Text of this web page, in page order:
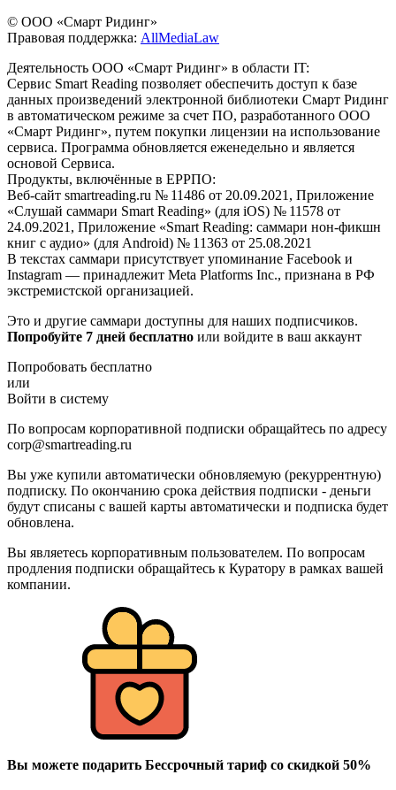
© ООО «Смарт Ридинг»
Правовая поддержка: AllMediaLaw
Деятельность ООО «Смарт Ридинг» в области IT:
Сервис Smart Reading позволяет обеспечить доступ к базе
данных произведений электронной библиотеки Смарт Ридинг
в автоматическом режиме за счет ПО, разработанного ООО
«Смарт Ридинг», путем покупки лицензии на использование
сервиса. Программа обновляется еженедельно и является
основой Сервиса.
Продукты, включённые в ЕРРПО:
Веб-сайт smartreading.ru № 11486 от 20.09.2021, Приложение
«Слушай саммари Smart Reading» (для iOS) № 11578 от
24.09.2021, Приложение «Smart Reading: саммари нон-фикшн
книг с аудио» (для Android) № 11363 от 25.08.2021
В текстах саммари присутствует упоминание Facebook и
Instagram — принадлежит Meta Platforms Inc., признана в РФ
экстремистской организацией.
Это и другие саммари доступны для наших подписчиков.
Попробуйте 7 дней бесплатно или войдите в ваш аккаунт
Попробовать бесплатно
или
Войти в систему
По вопросам корпоративной подписки обращайтесь по адресу
corp@smartreading.ru
Вы уже купили автоматически обновляемую (рекуррентную)
подписку. По окончанию срока действия подписки - деньги
будут списаны с вашей карты автоматически и подписка будет
обновлена.
Вы являетесь корпоративным пользователем. По вопросам
продления подписки обращайтесь к Куратору в рамках вашей
компании.
Вы можете подарить Бессрочный тариф со скидкой 50%